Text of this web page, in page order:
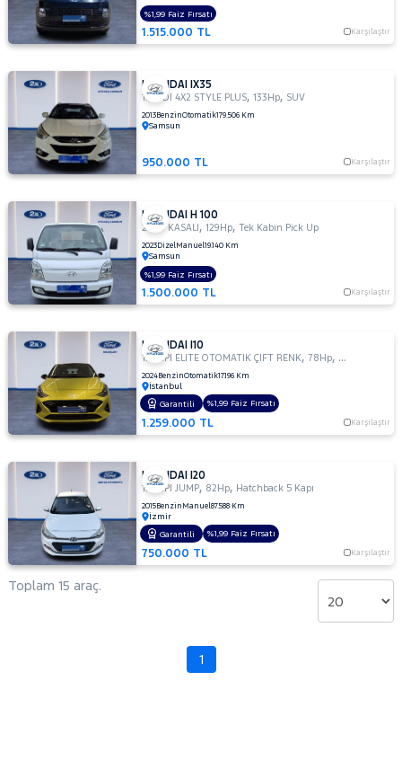
1.515.000 TL Karşılaştır
%1,99 Faiz Fırsatı
HYUNDAI IX35
1.6 GDI 4X2 STYLE PLUS,133Hp, SUV
2013BenzinOtomatik179.506 Km
Samsun
950.000 TL Karşılaştır
HYUNDAI H 100
2.5 D KASALI ,129Hp,Tek Kabin Pick Up
2023DizelManuel19.140 Km
Samsun
1.500.000 TL Karşılaştır
%1,99 Faiz Fırsatı
HYUNDAI I10
1.2 MPI ELITE OTOMATIK ÇIFT RENK,78Hp, Hatchback 5
2024BenzinOtomatik17.196 Km
İstanbul
1.259.000 TL Karşılaştır
Garantili %1,99 Faiz Fırsatı
HYUNDAI I20
1.2 MPI JUMP, 82Hp, Hatchback 5 Kapı
2015Benzin Manuel87.588 Km
İzmir
750.000 TL Karşılaştır
Garantili %1,99 Faiz Fırsatı
Toplam 15 araç.
1